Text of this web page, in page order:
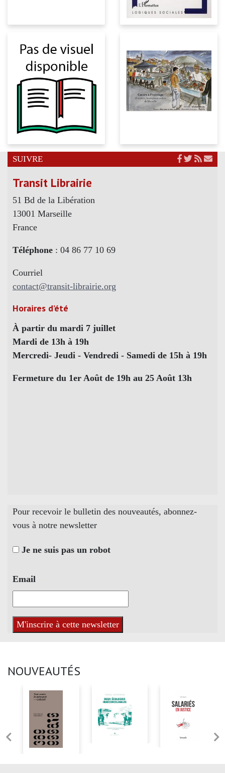
SUIVRE
Transit Librairie
51 Bd de la Libération
13001 Marseille
France
Téléphone : 04 86 77 10 69
Courriel
contact@transit-librairie.org
Horaires d’été
À partir du mardi 7 juillet
Mardi de 13h à 19h
Mercredi- Jeudi - Vendredi - Samedi de 15h à 19h
Fermeture du 1er Août de 19h au 25 Août 13h
Pour recevoir le bulletin des nouveautés, abonnez-
vous à notre newsletter
Je ne suis pas un robot
Email
NOUVEAUTÉS